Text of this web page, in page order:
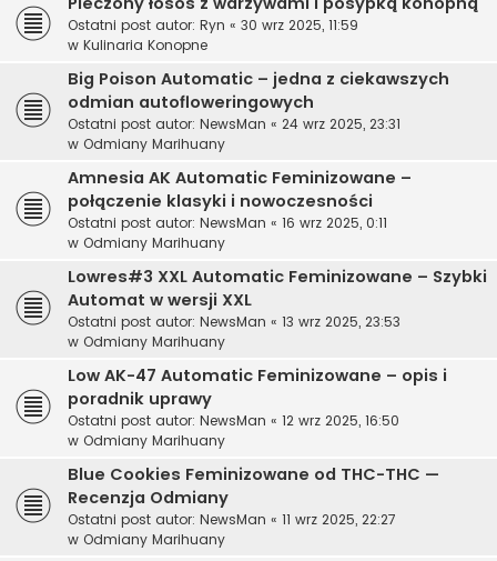
Ostatni post autor: Ryn « 30 wrz 2025, 11:59
w Kulinaria Konopne
Big Poison Automatic – jedna z ciekawszych
odmian autofloweringowych
Ostatni post autor: NewsMan « 24 wrz 2025, 23:31
w Odmiany Marihuany
Amnesia AK Automatic Feminizowane –
połączenie klasyki i nowoczesności
Ostatni post autor: NewsMan « 16 wrz 2025, 0:11
w Odmiany Marihuany
Lowres#3 XXL Automatic Feminizowane – Szybki
Automat w wersji XXL
Ostatni post autor: NewsMan « 13 wrz 2025, 23:53
w Odmiany Marihuany
Low AK-47 Automatic Feminizowane – opis i
poradnik uprawy
Ostatni post autor: NewsMan « 12 wrz 2025, 16:50
w Odmiany Marihuany
Blue Cookies Feminizowane od THC-THC —
Recenzja Odmiany
Ostatni post autor: NewsMan « 11 wrz 2025, 22:27
w Odmiany Marihuany